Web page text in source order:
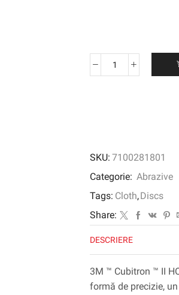
Cantitate
™
PLINE
900DZ,
220+
J-
Weight,
127
mm
X
SKU: 7100281801
Categorie: Abrazive
Tags: Cloth,Discs
Share:
DESCRIERE
3M ™ Cubitron ™ II
formă de precizie,